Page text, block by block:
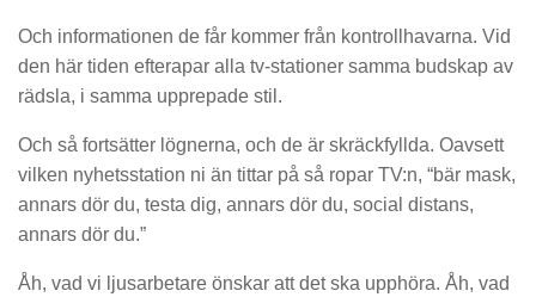
Och informationen de får kommer från kontrollhavarna. Vid
den här tiden efterapar alla tv-stationer samma budskap av
rädsla, i samma upprepade stil.
Och så fortsätter lögnerna, och de är skräckfyllda. Oavsett
vilken nyhetsstation ni än tittar på så ropar TV:n, “bär mask,
annars dör du, testa dig, annars dör du, social distans,
annars dör du.”
Åh, vad vi ljusarbetare önskar att det ska upphöra. Åh, vad